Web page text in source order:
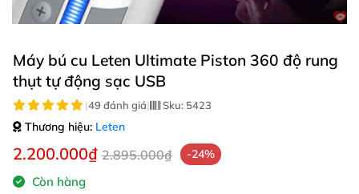
Máy bú cu Leten Ultimate Piston 360 độ rung
thụt tự động sạc USB
|49 đánh giá| Sku: 5423
Thương hiệu: Leten
2.200.000₫ 2.895.000₫ -24%
Còn hàng